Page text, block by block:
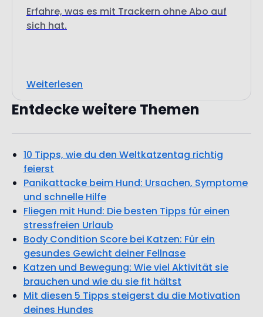
Erfahre, was es mit Trackern ohne Abo auf
sich hat.
Weiterlesen
Entdecke weitere Themen
10 Tipps, wie du den Weltkatzentag richtig
feierst
Panikattacke beim Hund: Ursachen, Symptome
und schnelle Hilfe
Fliegen mit Hund: Die besten Tipps für einen
stressfreien Urlaub
Body Condition Score bei Katzen: Für ein
gesundes Gewicht deiner Fellnase
Katzen und Bewegung: Wie viel Aktivität sie
brauchen und wie du sie fit hältst
Mit diesen 5 Tipps steigerst du die Motivation
deines Hundes